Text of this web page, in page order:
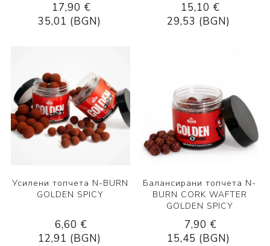
17,90 €
35,01 (BGN)
15,10 €
29,53 (BGN)
Усилени топчета N-BURN
GOLDEN SPICY
6,60 €
12,91 (BGN)
Балансирани топчета N-
BURN CORK WAFTER
GOLDEN SPICY
7,90 €
15,45 (BGN)